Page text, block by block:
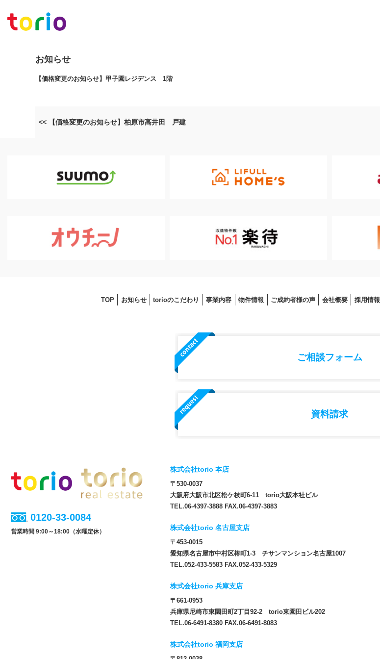
お知らせ
【価格変更のお知らせ】甲子園レジデンス 1階
<< 【価格変更のお知らせ】柏原市高井田 戸建
TOP お知らせ torioのこだわり 事業内容 物件情報 ご成約者様の声 会社概要 採⽤情報
ご相談フォーム
資料請求
0120-33-0084
営業時間 9:00～18:00（水曜定休）
株式会社torio 本店
〒530-0037
大阪府大阪市北区松ケ枝町6-11 torio大阪本社ビル
TEL.06-4397-3888 FAX.06-4397-3883
株式会社torio 名古屋支店
〒453-0015
愛知県名古屋市中村区椿町1-3 チサンマンション名古屋1007
TEL.052-433-5583 FAX.052-433-5329
株式会社torio 兵庫支店
〒661-0953
兵庫県尼崎市東園田町2丁目92-2 torio東園田ビル202
TEL.06-6491-8380 FAX.06-6491-8083
株式会社torio 福岡支店